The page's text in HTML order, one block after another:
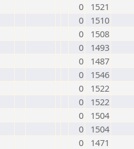
0
1521
0
1510
0
1508
0
1493
0
1487
0
1546
0
1522
0
1522
0
1504
0
1504
0
1471